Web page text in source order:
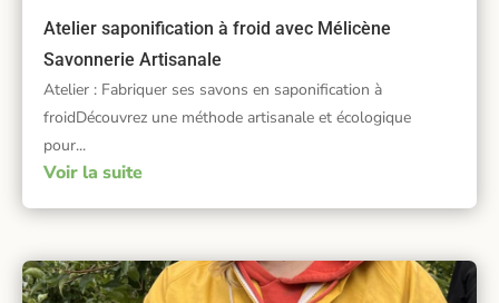
Atelier saponification à froid avec Mélicène
Savonnerie Artisanale
Atelier : Fabriquer ses savons en saponification à
froidDécouvrez une méthode artisanale et écologique
pour...
Voir la suite